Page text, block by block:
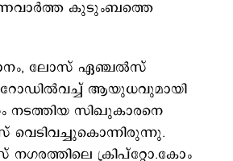
കുടുംബത്തെ
ലോസ് ഏഞ്ചൽസ്
ആയുധവുമായി
നടത്തിയ സിഖുകാരനെ
ക്രിപ്‌റ്റോ.കോം